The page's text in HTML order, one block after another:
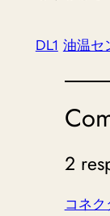
DL1 油温セ
2
コネク